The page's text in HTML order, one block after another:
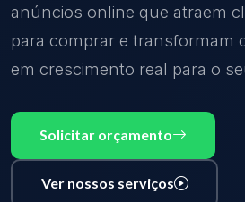
anúncios online que atraem
para comprar e transformam
em crescimento real para o
Solicitar orçamento
Ver nossos serviços